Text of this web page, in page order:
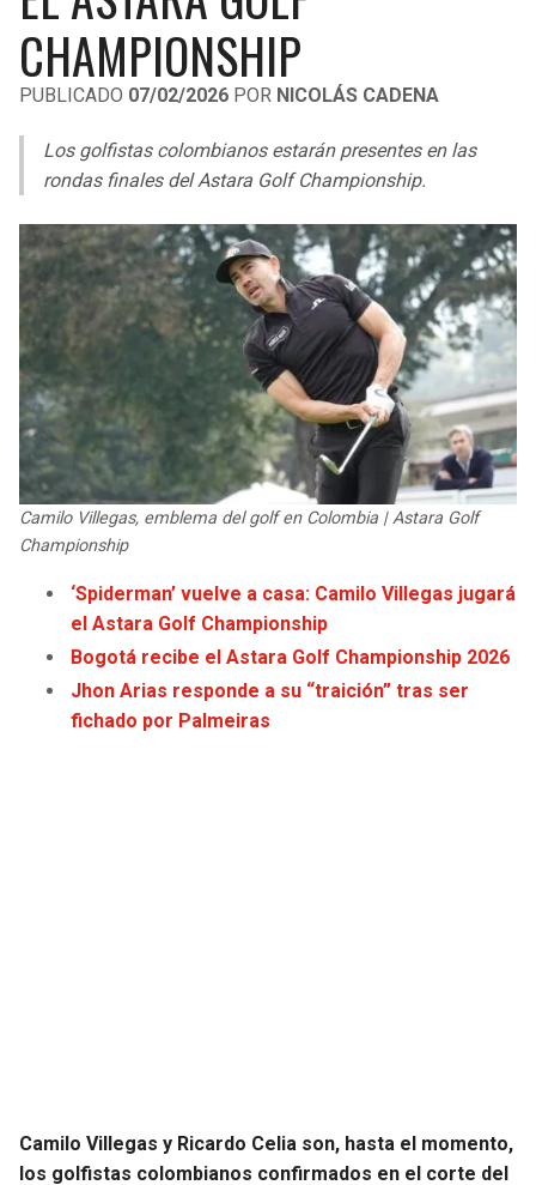
LIGA DE EXPANSIÓN MX
LEAGUES CUP
UEFA EUROPA LEAGUE
UEFA CONFERENCE LEAGUE
COPA LIBERTADORES
COPA SUDAMERICANA
LIGA BETPLAY
OTRAS LIGAS
CHAMPIONSHIP
PUBLICADO 07/02/2026 POR NICOLÁS CADENA
Los golfistas colombianos estarán presentes en las
rondas finales del Astara Golf Championship.
Camilo Villegas, emblema del golf en Colombia | Astara Golf
Championship
‘Spiderman’ vuelve a casa: Camilo Villegas jugará
el Astara Golf Championship
Bogotá recibe el Astara Golf Championship 2026
Jhon Arias responde a su “traición” tras ser
fichado por Palmeiras
Camilo Villegas y Ricardo Celia son, hasta el momento,
los golfistas colombianos confirmados en el corte del